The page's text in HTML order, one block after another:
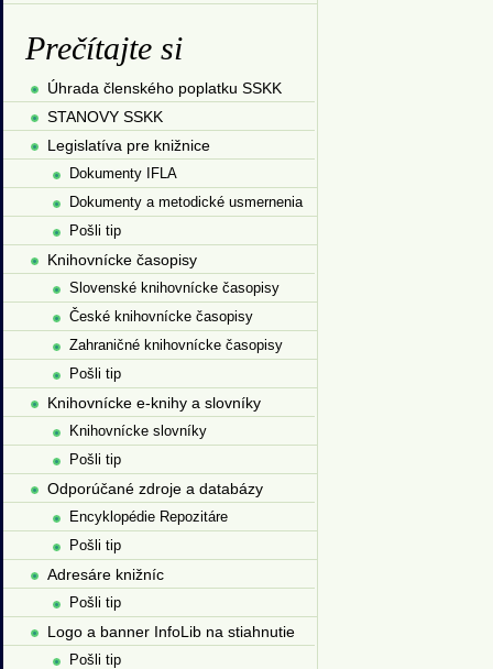
Prečítajte si
Úhrada členského poplatku SSKK
STANOVY SSKK
Legislatíva pre knižnice
Dokumenty IFLA
Dokumenty a metodické usmernenia
Pošli tip
Knihovnícke časopisy
Slovenské knihovnícke časopisy
České knihovnícke časopisy
Zahraničné knihovnícke časopisy
Pošli tip
Knihovnícke e-knihy a slovníky
Knihovnícke slovníky
Pošli tip
Odporúčané zdroje a databázy
Encyklopédie Repozitáre
Pošli tip
Adresáre knižníc
Pošli tip
Logo a banner InfoLib na stiahnutie
Pošli tip